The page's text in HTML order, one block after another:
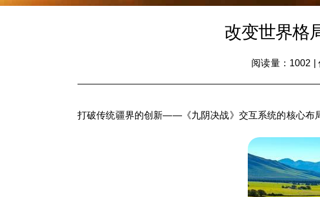
改变世界格
阅读量：1002 |
打破传统疆界的创新——《九阴决战》交互系统的核心布